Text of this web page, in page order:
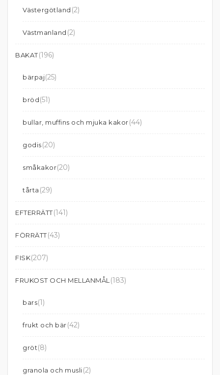
Västergötland (2)
Västmanland (2)
BAKAT(196)
bärpaj(25)
bröd(51)
bullar, muffins och mjuka kakor(44)
godis(20)
småkakor(20)
tårta (29)
EFTERRÄTT(141)
FÖRRÄTT(43)
FISK(207)
FRUKOST OCH MELLANMÅL (183)
bars(1)
frukt och bär(42)
gröt(8)
granola och musli(2)